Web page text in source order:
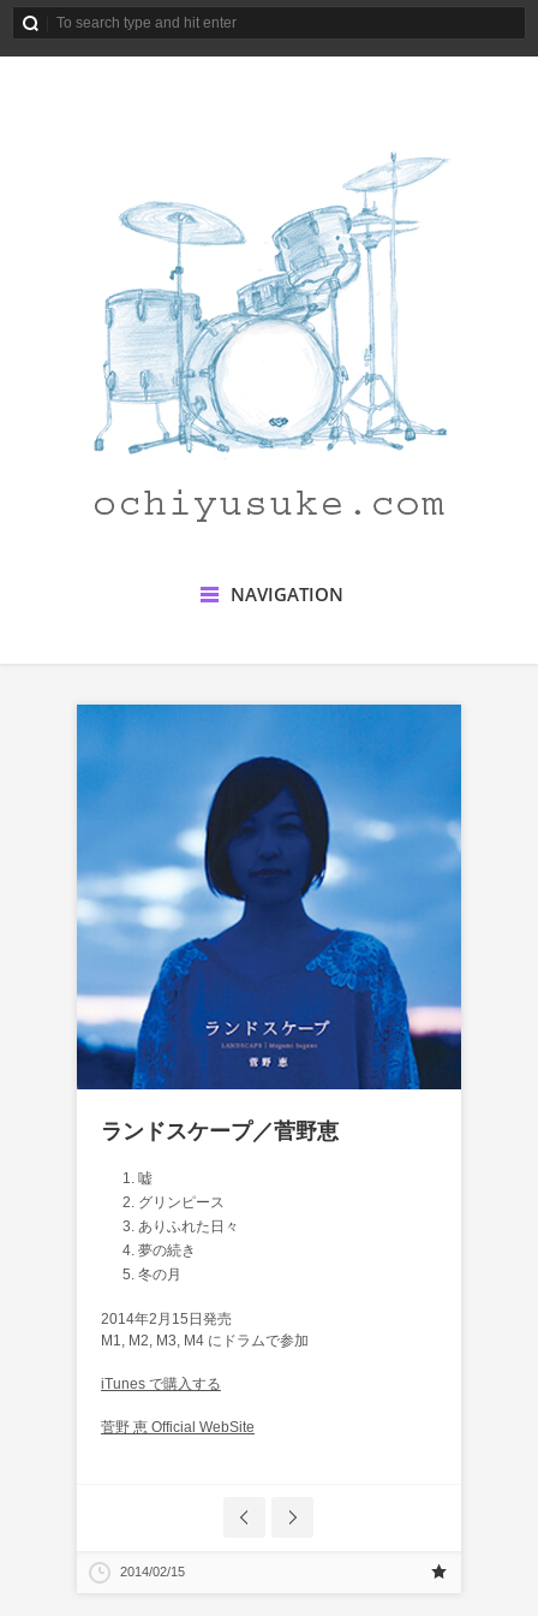
NAVIGATION
ランドスケープ／菅野恵
嘘
グリンピース
ありふれた日々
夢の続き
冬の月
2014年2月15日発売
M1, M2, M3, M4 にドラムで参加
iTunes で購入する
菅野 恵 Official WebSite
2014/02/15